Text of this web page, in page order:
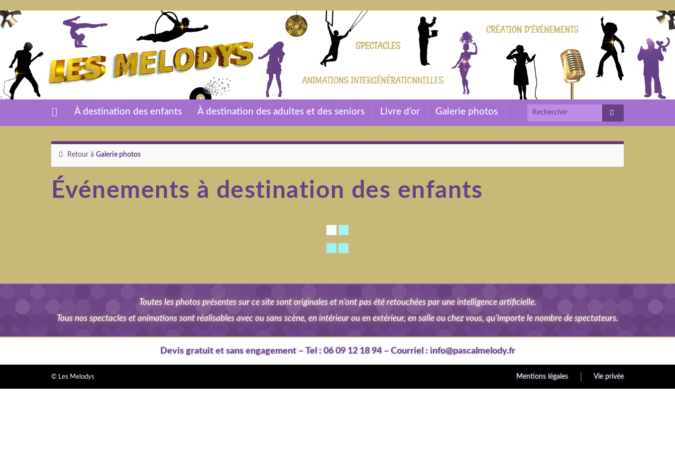
À destination des enfants À destination des adultes et des seniors Livre d’or Galerie photos
Retour à Galerie photos
Événements à destination des enfants
Toutes les photos présentes sur ce site sont originales et n’ont pas été retouchées par une intelligence artificielle.
Tous nos spectacles et animations sont réalisables avec ou sans scène, en intérieur ou en extérieur, en salle ou chez vous, qu’importe le nombre de spectateurs.
Devis gratuit et sans engagement Tel : 06 09 12 18 94 Courriel : info@pascalmelody.fr
Mentions légales Vie privée
© Les Melodys